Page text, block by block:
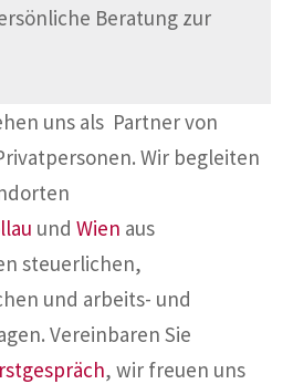
Beratung zur
uns als Partner von
Wir begleiten
und Wien aus
steuerlichen,
und arbeits- und
Vereinbaren Sie
, wir freuen uns